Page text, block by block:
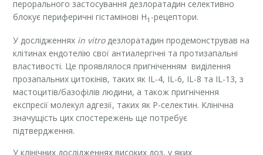
перорального застосування дезлоратадин селективно
блокує периферичні гістамінові H1 -рецептори.
У дослідженнях in vitroдезлоратадин продемонстрував на
клітинах ендотелію свої антиалергічні та протизапальні
властивості. Це проявлялося пригніченням виділення
прозапальних цитокінів, таких як IL-4, IL-6, IL-8 та IL-13, з
мастоцитів/базофілів людини, а також пригнічення
експресії молекул адгезії, таких як Р-селектин. Клінічна
значущість цих спостережень ще потребує
підтвердження.
У клінічних дослідженнях високих доз, у яких